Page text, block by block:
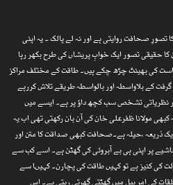
صحافت روایتی ہے اور نہ لے پالک ۔ یہ اپنی
کا حقیقی تصور ایک خوابِ پریشاں کی طرح بکھر رہا
کی بھینٹ چڑھ چکے ہیں۔ طاقت کے مختلف مراکز
کے بلاواسطہ اور بالواسطہ طریقے تلاش کررہے
نظریاتی تشخص سب کچھ داؤ پر ہے۔ ایسے میں
مولانا ظفرعلی خان کی آن بان رکھتی تھی اب یہ
ذریعہ ،حیلہ ہے۔صحافت کبھی صداقت کا متن اور
پر اپنی ہی بے آبروئی کی گھٹن ہے۔ اسے کب سے
کی کنیز ہے تو کہیں طاقت کی پچارن۔ کہیںا سے